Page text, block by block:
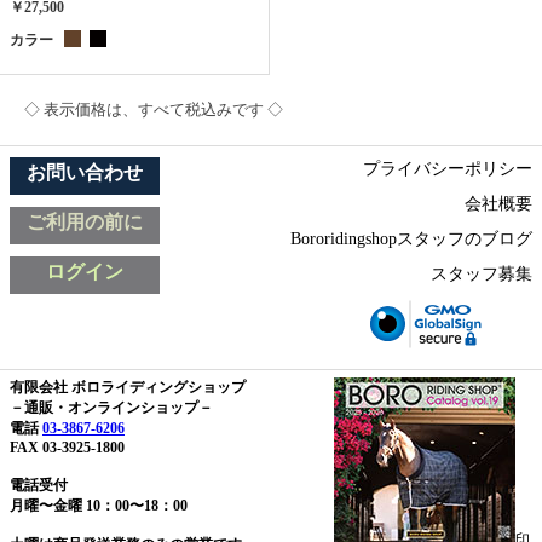
￥27,500
カラー
◇ 表示価格は、すべて税込みです ◇
お問い合わせ
ご利用の前に
ログイン
プライバシーポリシー
会社概要
Bororidingshopスタッフのブログ
スタッフ募集
有限会社 ボロライディングショップ
－通販・オンラインショップ－
電話03-3867-6206
FAX 03-3925-1800
電話受付
月曜〜金曜 10：00〜18：00